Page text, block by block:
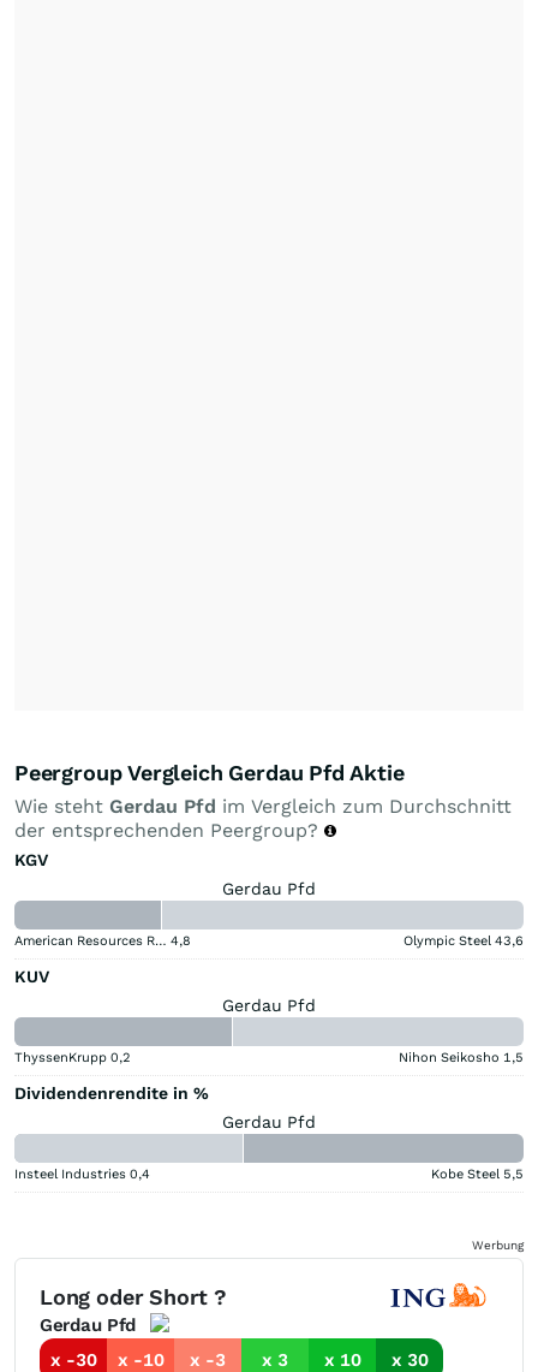
Peergroup Vergleich Gerdau Pfd Aktie
Wie steht Gerdau Pfd im Vergleich zum Durchschnitt
der entsprechenden Peergroup?
KGV
Gerdau Pfd
American Resources Registered (A) 4,8 Olympic Steel 43,6
KUV
Gerdau Pfd
ThyssenKrupp 0,2 Nihon Seikosho 1,5
Dividendenrendite in %
Gerdau Pfd
Insteel Industries 0,4 Kobe Steel 5,5
Werbung
Long oder Short ?
Gerdau Pfd
x -30
x -10 x -3 x 3 x 10 x 30